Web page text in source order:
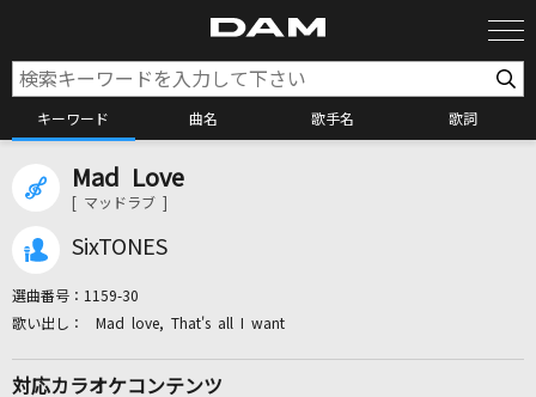
キーワード 曲名 歌手名 歌詞
Mad Love
[ マッドラブ ]
SixTONES
選曲番号： 1159-30
Mad love, That's all I want
対応カラオケコンテンツ